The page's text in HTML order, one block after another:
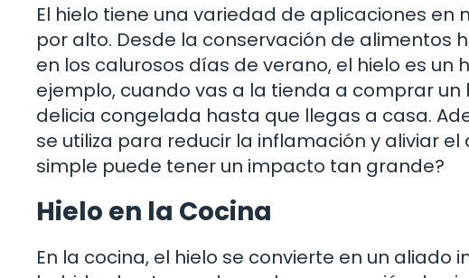
El hielo tiene una variedad de aplicaciones
por alto. Desde la conservación de
en los calurosos días de verano, el hielo es un
ejemplo, cuando vas a la tienda a comprar
delicia congelada hasta que llegas a casa.
se utiliza para reducir la inflamación y aliviar
simple puede tener un impacto tan grande?
Hielo en la Cocina
En la cocina, el hielo se convierte en un